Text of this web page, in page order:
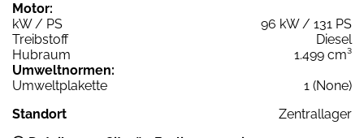
Motor:
kW / PS
96 kW / 131 PS
Treibstoff
Diesel
Hubraum
1.499 cm³
Umweltnormen:
Umweltplakette
1 (None)
Standort
Zentrallager